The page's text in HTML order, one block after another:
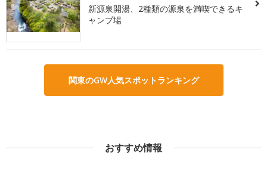
新源泉開湯、2種類の源泉を満喫できるキ
ャンプ場
関東のGW人気スポットランキング
おすすめ情報